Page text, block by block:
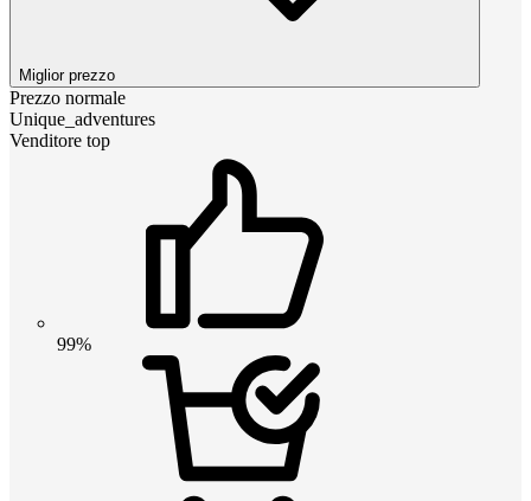
Miglior prezzo
Prezzo normale
Unique_adventures
Venditore top
99%